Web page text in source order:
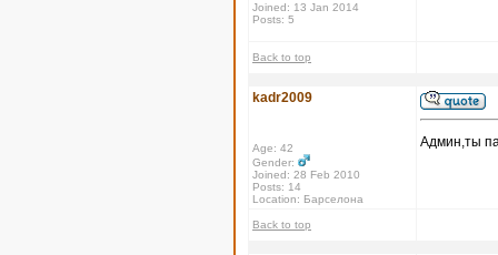
Joined: 13 Jan 2014
Posts: 5
Back to top
kadr2009
Age: 42
Gender:
Joined: 28 Feb 2010
Posts: 14
Location: Барселона
Админ,ты
Back to top